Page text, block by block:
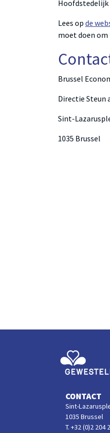
Hoofdstedelijk
Lees op de
moet doen
Brussel
Directie Steun
Sint-
1035 Brussel
CONTACT
Sint-
1035 Brussel
T. +32 (0)2 204